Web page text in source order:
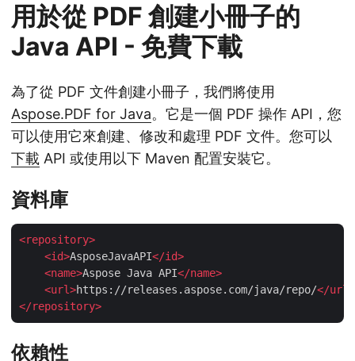
用於從 PDF 創建小冊子的
Java API - 免費下載
為了從 PDF 文件創建小冊子，我們將使用
Aspose.PDF for Java。它是一個 PDF 操作 API，您
可以使用它來創建、修改和處理 PDF 文件。您可以
下載 API 或使用以下 Maven 配置安裝它。
資料庫
<repository>
<id>AsposeJavaAPI</id>
<name>Aspose Java API</name>
<url>https://releases.aspose.com/java/repo/</url
</repository>
依賴性